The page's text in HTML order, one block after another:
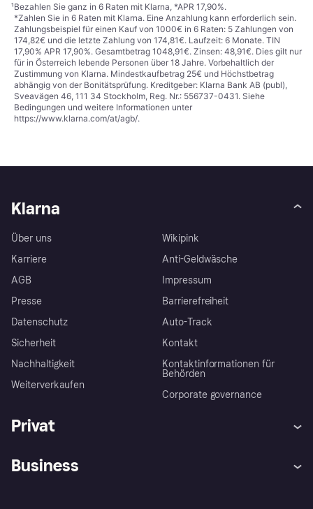
¹Bezahlen Sie ganz in 6 Raten mit Klarna, *APR 17,90%.
*Zahlen Sie in 6 Raten mit Klarna. Eine Anzahlung kann erforderlich sein.
Zahlungsbeispiel für einen Kauf von 1000€ in 6 Raten: 5 Zahlungen von
174,82€ und die letzte Zahlung von 174,81€. Laufzeit: 6 Monate. TIN
17,90% APR 17,90%. Gesamtbetrag 1048,91€. Zinsen: 48,91€. Dies gilt nur
für in Österreich lebende Personen über 18 Jahre. Vorbehaltlich der
Zustimmung von Klarna. Mindestkaufbetrag 25€ und Höchstbetrag
abhängig von der Bonitätsprüfung. Kreditgeber: Klarna Bank AB (publ),
Sveavägen 46, 111 34 Stockholm, Reg. Nr.: 556737-0431. Siehe
Bedingungen und weitere Informationen unter
https://www.klarna.com/at/agb/.
Klarna
Über uns
Karriere
AGB
Presse
Datenschutz
Sicherheit
Nachhaltigkeit
Weiterverkaufen
Wikipink
Anti-Geldwäsche
Impressum
Barrierefreiheit
Auto-Track
Kontakt
Kontaktinformationen für
Behörden
Corporate governance
Privat
Business